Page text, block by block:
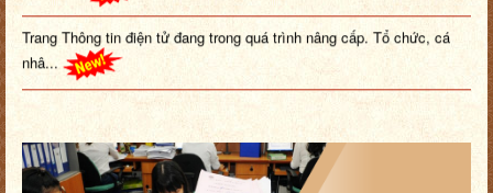
Trang Thông tin điện tử đang trong quá trình nâng cấp. Tổ chức, cá
nhâ...